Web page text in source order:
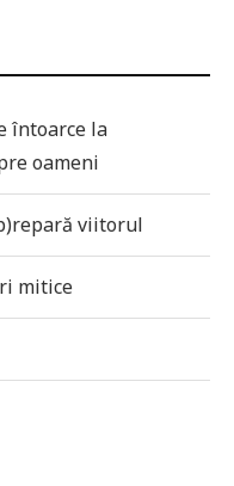
întoarce la
oameni
viitorul
mitice